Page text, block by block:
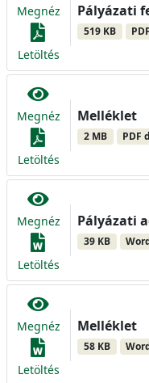
Megnéz
Letöltés
Pályázati
519 KB
Megnéz
Letöltés
Melléklet
2 MB PDF
Megnéz
Letöltés
Pályázati
39 KB
Megnéz
Letöltés
Melléklet
58 KB